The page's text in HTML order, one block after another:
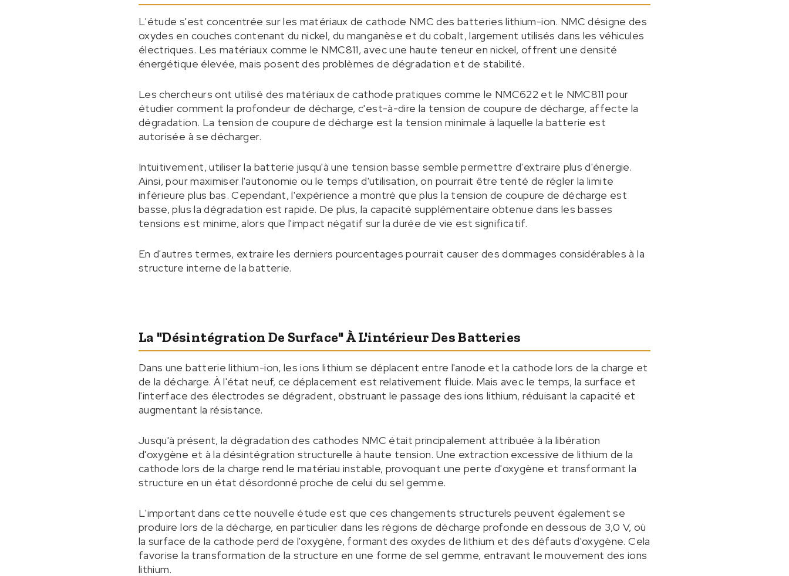
L'étude s'est concentrée sur les matériaux de cathode NMC des batteries lithium-ion. NMC désigne des
oxydes en couches contenant du nickel, du manganèse et du cobalt, largement utilisés dans les véhicules
électriques. Les matériaux comme le NMC811, avec une haute teneur en nickel, offrent une densité
énergétique élevée, mais posent des problèmes de dégradation et de stabilité.
Les chercheurs ont utilisé des matériaux de cathode pratiques comme le NMC622 et le NMC811 pour
étudier comment la profondeur de décharge, c'est-à-dire la tension de coupure de décharge, affecte la
dégradation. La tension de coupure de décharge est la tension minimale à laquelle la batterie est
autorisée à se décharger.
Intuitivement, utiliser la batterie jusqu'à une tension basse semble permettre d'extraire plus d'énergie.
Ainsi, pour maximiser l'autonomie ou le temps d'utilisation, on pourrait être tenté de régler la limite
inférieure plus bas. Cependant, l'expérience a montré que plus la tension de coupure de décharge est
basse, plus la dégradation est rapide. De plus, la capacité supplémentaire obtenue dans les basses
tensions est minime, alors que l'impact négatif sur la durée de vie est significatif.
En d'autres termes, extraire les derniers pourcentages pourrait causer des dommages considérables à la
structure interne de la batterie.
La "désintégration De Surface" À L'intérieur Des Batteries
Dans une batterie lithium-ion, les ions lithium se déplacent entre l'anode et la cathode lors de la charge et
de la décharge. À l'état neuf, ce déplacement est relativement fluide. Mais avec le temps, la surface et
l'interface des électrodes se dégradent, obstruant le passage des ions lithium, réduisant la capacité et
augmentant la résistance.
Jusqu'à présent, la dégradation des cathodes NMC était principalement attribuée à la libération
d'oxygène et à la désintégration structurelle à haute tension. Une extraction excessive de lithium de la
cathode lors de la charge rend le matériau instable, provoquant une perte d'oxygène et transformant la
structure en un état désordonné proche de celui du sel gemme.
L'important dans cette nouvelle étude est que ces changements structurels peuvent également se
produire lors de la décharge, en particulier dans les régions de décharge profonde en dessous de 3,0 V, où
la surface de la cathode perd de l'oxygène, formant des oxydes de lithium et des défauts d'oxygène. Cela
favorise la transformation de la structure en une forme de sel gemme, entravant le mouvement des ions
lithium.